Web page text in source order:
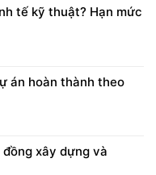
tế kỹ thuật? Hạn mức
án hoàn thành theo
xây dựng và